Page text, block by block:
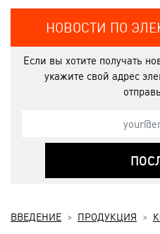
ВВЕДЕНИЕ ПРОДУКЦИЯ
НОВОСТИ ПО
Если вы хотите получать
укажите свой адрес